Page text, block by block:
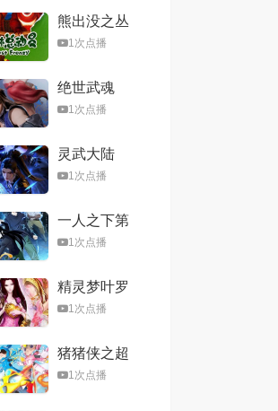
熊出没之丛
林总动员
1次点播
绝世武魂
1次点播
灵武大陆
1次点播
一人之下第
六季1次点播
精灵梦叶罗
丽第八季
1次点播
猪猪侠之超
星五灵侠第
1次点播